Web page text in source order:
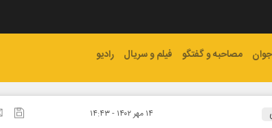
مصاحبه و گفتگو فیلم و سریال رادیو
۱۴ مهر ۱۴۰۲ - ۱۴:۴۳